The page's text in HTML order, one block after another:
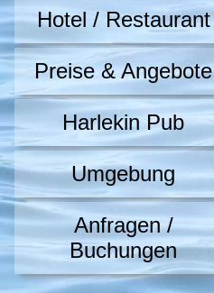
Hotel / Restaurant
Preise & Angebote
Harlekin Pub
Umgebung
Anfragen /
Buchungen